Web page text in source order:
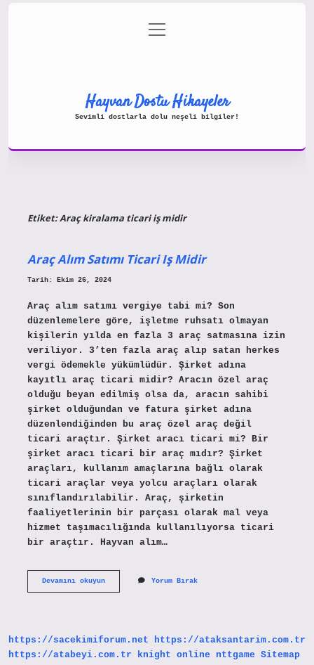
Gizlilik Politikası
menüyü
aç
Hayvan Dostu Hikayeler
Sevimli dostlarla dolu neşeli bilgiler!
Etiket:Araç kiralama ticari iş midir
Araç Alım Satımı Ticari Iş Midir
Tarih: Ekim 26, 2024
Araç alım satımı vergiye tabi mi? Son
düzenlemelere göre, işletme ruhsatı olmayan
kişilerin yılda en fazla 3 araç satmasına izin
veriliyor. 3’ten fazla araç alıp satan herkes
vergi ödemekle yükümlüdür. Şirket adına
kayıtlı araç ticari midir? Aracın özel araç
olduğu beyan edilmiş olsa da, aracın sahibi
şirket olduğundan ve fatura şirket adına
düzenlendiğinden bu araç özel araç değil
ticari araçtır. Şirket aracı ticari mi? Bir
şirket aracı ticari bir araç mıdır? Şirket
araçları, kullanım amaçlarına bağlı olarak
ticari araçlar veya yolcu araçları olarak
sınıflandırılabilir. Araç, şirketin
faaliyetlerinin bir parçası olarak mal veya
hizmet taşımacılığında kullanılıyorsa ticari
bir araçtır. Hayvan alım…
Devamını okuyunAraç
Yorum Bırak
https://sacekimiforum.net
https://ataksantarim.com.tr
https://atabeyi.com.tr
knight online nttgame Sitemap